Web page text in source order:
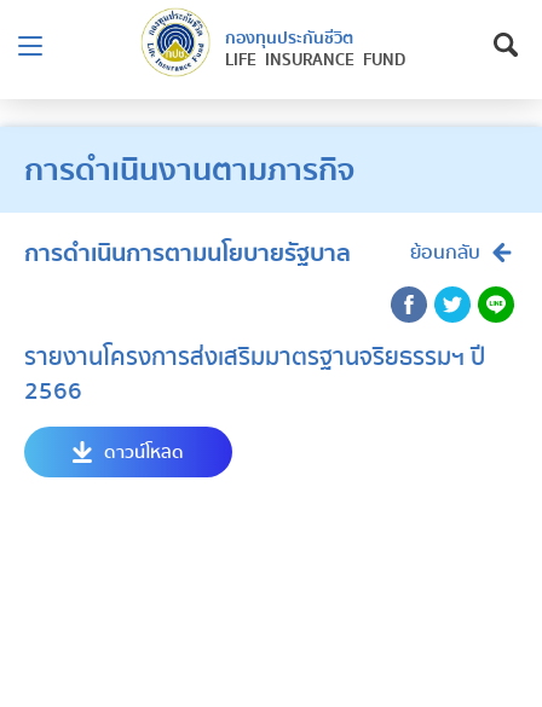
กองทุนประกันชีวิต
LIFE INSURANCE FUND
การดำเนินงานตามภารกิจ
การดำเนินการตามนโยบายรัฐบาล ย้อนกลับ
รายงานโครงการส่งเสริมมาตรฐานจริยธรรมฯ ปี
2566
ดาวน์โหลด